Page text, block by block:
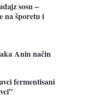
sosu –
na šporetu i
Anin način
fermentisani